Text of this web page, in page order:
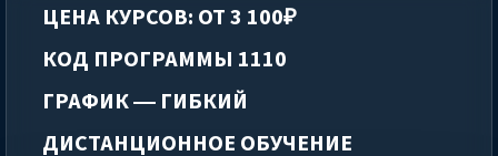
ЦЕНА КУРСОВ: ОТ 3 100₽
КОД ПРОГРАММЫ 1110
ГРАФИК — ГИБКИЙ
ДИСТАНЦИОННОЕ ОБУЧЕНИЕ